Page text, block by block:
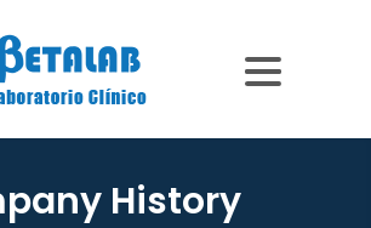
History